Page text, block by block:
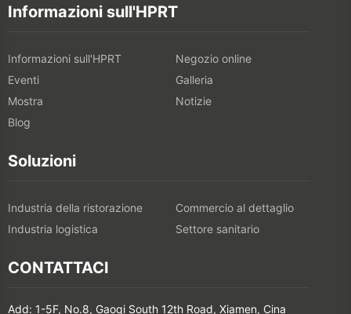
Informazioni sull'HPRT
Informazioni sull'HPRT
Negozio online
Eventi
Galleria
Mostra
Notizie
Blog
Soluzioni
Industria della ristorazione
Commercio al dettaglio
Industria logistica
Settore sanitario
CONTATTACI
Add: 1-5F, No.8, Gaoqi South 12th Road, Xiamen, Cina